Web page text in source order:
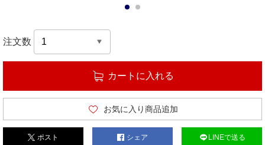
注文数
カートに入れる
お気に入り商品追加
ポスト シェア LINEで送る